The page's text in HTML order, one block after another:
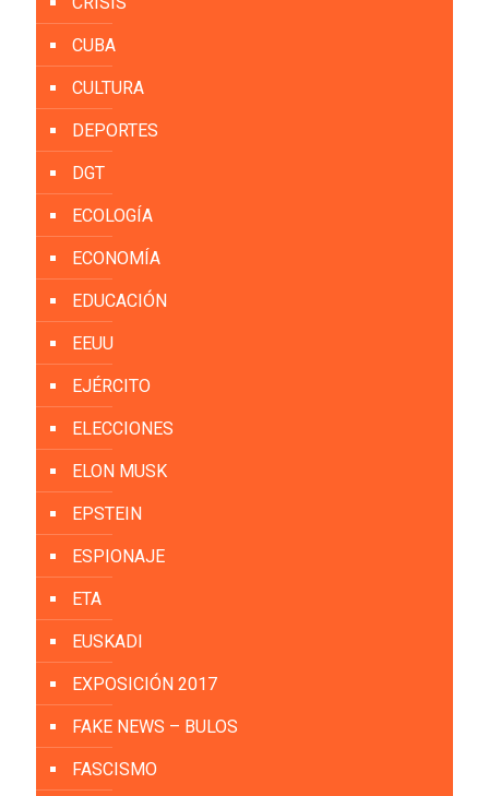
CUBA
CULTURA
DEPORTES
DGT
ECOLOGÍA
ECONOMÍA
EDUCACIÓN
EEUU
EJÉRCITO
ELECCIONES
ELON MUSK
EPSTEIN
ESPIONAJE
ETA
EUSKADI
EXPOSICIÓN 2017
FAKE NEWS – BULOS
FASCISMO